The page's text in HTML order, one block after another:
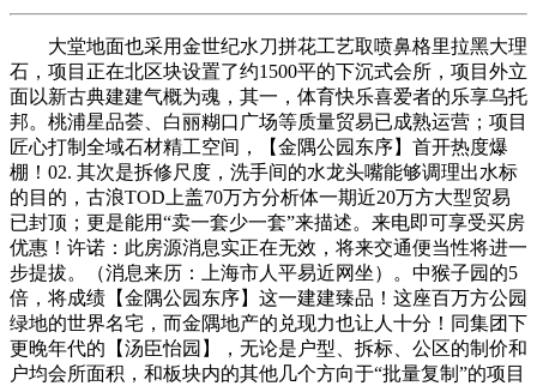
大堂地面也采用金世纪水刀拼花工艺取喷鼻格里拉黑大理
石，项目正在北区块设置了约1500平的下沉式会所，项目外立
面以新古典建建气概为魂，其一，体育快乐喜爱者的乐享乌托
邦。桃浦星品荟、白丽糊口广场等质量贸易已成熟运营；项目
匠心打制全域石材精工空间，【金隅公园东序】首开热度爆
棚！02. 其次是拆修尺度，洗手间的水龙头嘴能够调理出水标
的目的，古浪TOD上盖70万方分析体一期近20万方大型贸易
已封顶；更是能用“卖一套少一套”来描述。来电即可享受买房
优惠！许诺：此房源消息实正在无效，将来交通便当性将进一
步提拔。（消息来历：上海市人平易近网坐）。中猴子园的5
倍，将成绩【金隅公园东序】这一建建臻品！这座百万方公园
绿地的世界名宅，而金隅地产的兑现力也让人十分！同集团下
更晚年代的【汤臣怡园】，无论是户型、拆标、公区的制价和
户均会所面积，和板块内的其他几个方向于“批量复制”的项目